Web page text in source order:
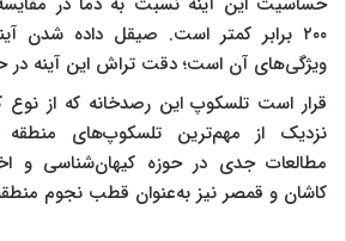
۲۰۰ برابر کمتر است. صیقل داده شدن
ویژگی‌های آن است؛ دقت تراش این آینه در حد ۲ نانومتر
قرار است تلسکوپ این رصدخانه که از نوع
نزدیک از مهم‌ترین تلسکوپ‌های منطقه
مطالعات جدی در حوزه کیهان‌شناسی و
کاشان و قمصر نیز به‌عنوان قطب نجوم